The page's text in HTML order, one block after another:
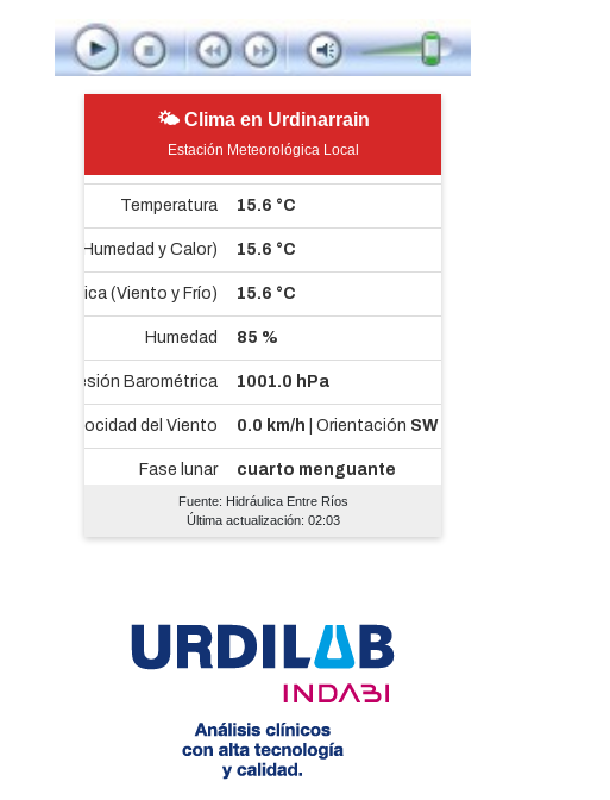
🌤 Clima en Urdinarrain
Estación Meteorológica Local
Fuente: Hidráulica Entre Ríos
Última actualización: 02:03